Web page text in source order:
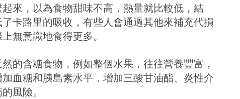
來，以為食物甜味不高，熱量就比較低，結
卡路里的吸收，有些人會通過其他來補充代損
無意識地食得更多。
的含糖食物，例如整個水果，往往營養豐富，
血糖和胰島素水平，增加三酸甘油酯、炎性介
風險。